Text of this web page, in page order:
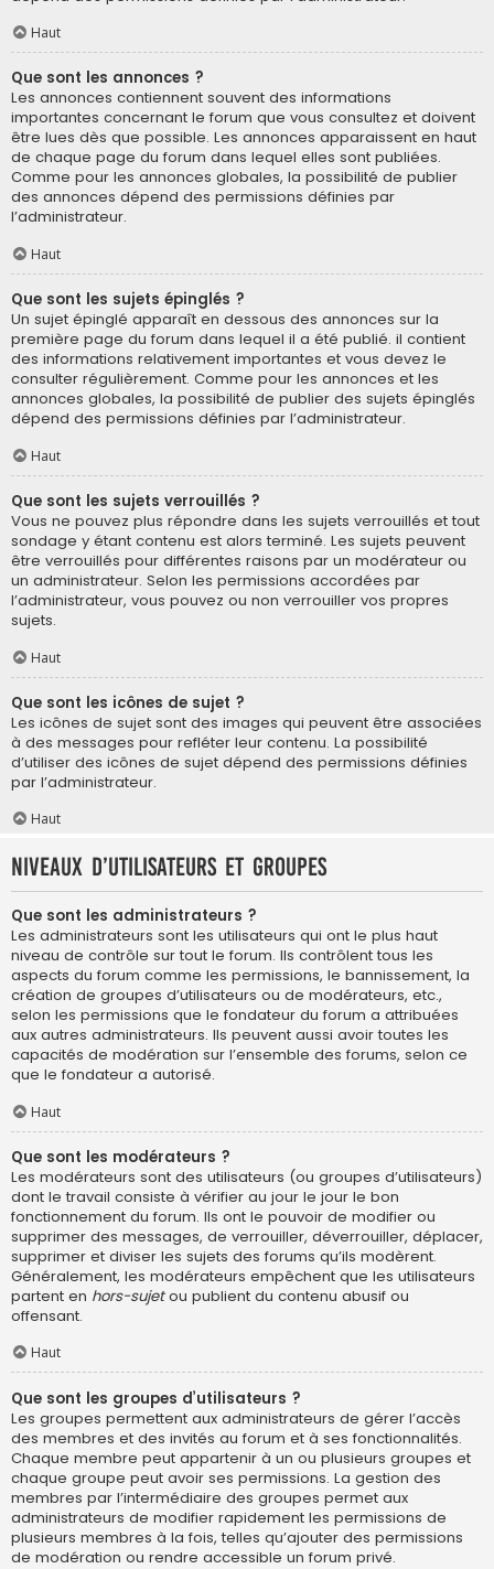
Haut
Que sont les annonces ?
Les annonces contiennent souvent des informations
importantes concernant le forum que vous consultez et doivent
être lues dès que possible. Les annonces apparaissent en haut
de chaque page du forum dans lequel elles sont publiées.
Comme pour les annonces globales, la possibilité de publier
des annonces dépend des permissions définies par
l’administrateur.
Haut
Que sont les sujets épinglés ?
Un sujet épinglé apparaît en dessous des annonces sur la
première page du forum dans lequel il a été publié. il contient
des informations relativement importantes et vous devez le
consulter régulièrement. Comme pour les annonces et les
annonces globales, la possibilité de publier des sujets épinglés
dépend des permissions définies par l’administrateur.
Haut
Que sont les sujets verrouillés ?
Vous ne pouvez plus répondre dans les sujets verrouillés et tout
sondage y étant contenu est alors terminé. Les sujets peuvent
être verrouillés pour différentes raisons par un modérateur ou
un administrateur. Selon les permissions accordées par
l’administrateur, vous pouvez ou non verrouiller vos propres
sujets.
Haut
Que sont les icônes de sujet ?
Les icônes de sujet sont des images qui peuvent être associées
à des messages pour refléter leur contenu. La possibilité
d’utiliser des icônes de sujet dépend des permissions définies
par l’administrateur.
Haut
Niveaux d’utilisateurs et groupes
Que sont les administrateurs ?
Les administrateurs sont les utilisateurs qui ont le plus haut
niveau de contrôle sur tout le forum. Ils contrôlent tous les
aspects du forum comme les permissions, le bannissement, la
création de groupes d’utilisateurs ou de modérateurs, etc.,
selon les permissions que le fondateur du forum a attribuées
aux autres administrateurs. Ils peuvent aussi avoir toutes les
capacités de modération sur l’ensemble des forums, selon ce
que le fondateur a autorisé.
Haut
Que sont les modérateurs ?
Les modérateurs sont des utilisateurs (ou groupes d’utilisateurs)
dont le travail consiste à vérifier au jour le jour le bon
fonctionnement du forum. Ils ont le pouvoir de modifier ou
supprimer des messages, de verrouiller, déverrouiller, déplacer,
supprimer et diviser les sujets des forums qu’ils modèrent.
Généralement, les modérateurs empêchent que les utilisateurs
partent en hors-sujetou publient du contenu abusif ou
offensant.
Haut
Que sont les groupes d’utilisateurs ?
Les groupes permettent aux administrateurs de gérer l’accès
des membres et des invités au forum et à ses fonctionnalités.
Chaque membre peut appartenir à un ou plusieurs groupes et
chaque groupe peut avoir ses permissions. La gestion des
membres par l’intermédiaire des groupes permet aux
administrateurs de modifier rapidement les permissions de
plusieurs membres à la fois, telles qu’ajouter des permissions
de modération ou rendre accessible un forum privé.